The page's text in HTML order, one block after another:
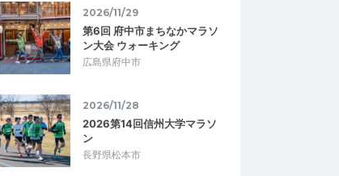
2026/11/29
第6回 府中市まちなかマラソ
ン大会 ウォーキング
広島県府中市
2026/11/28
2026第14回信州大学マラソ
ン
長野県松本市